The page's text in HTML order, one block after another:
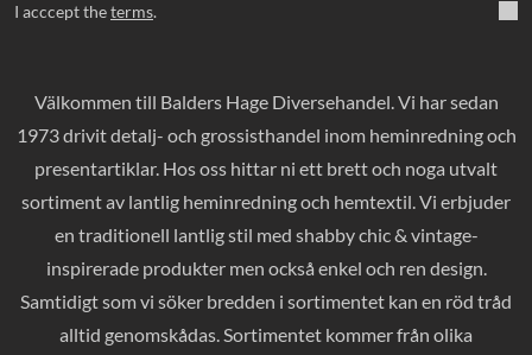
I acccept theterms.
Välkommen till Balders Hage Diversehandel. Vi har sedan
1973 drivit detalj- och grossisthandel inom heminredning och
presentartiklar. Hos oss hittar ni ett brett och noga utvalt
sortiment av lantlig heminredning och hemtextil. Vi erbjuder
en traditionell lantlig stil med shabby chic & vintage-
inspirerade produkter men också enkel och ren design.
Samtidigt som vi söker bredden i sortimentet kan en röd tråd
alltid genomskådas. Sortimentet kommer från olika